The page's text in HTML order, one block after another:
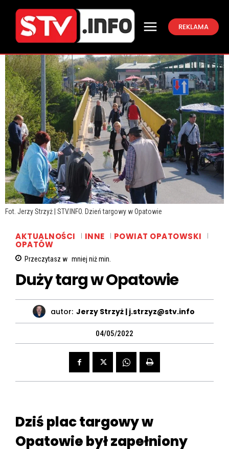
REKLAMA
Fot. Jerzy Strzyż | STV.INFO. Dzień targowy w Opatowie
AKTUALNOŚCI INNE POWIAT OPATOWSKI
OPATÓW
Przeczytasz w mniej niżmin.
Duży targ w Opatowie
autor: Jerzy Strzyż | j.strzyz@stv.info
04/05/2022
Dziś plac targowy w
Opatowie był zapełniony